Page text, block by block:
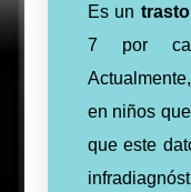
Es un
7 por
en niños
que este